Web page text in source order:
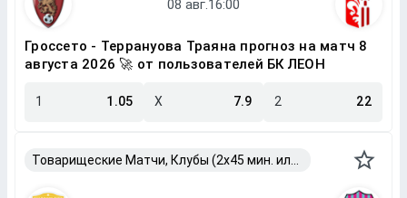
Гроссето - Террануова Траяна прогноз на матч 8
августа 2026 🚀 от пользователей БК ЛЕОН
1 1.05 X 7.9 2 22